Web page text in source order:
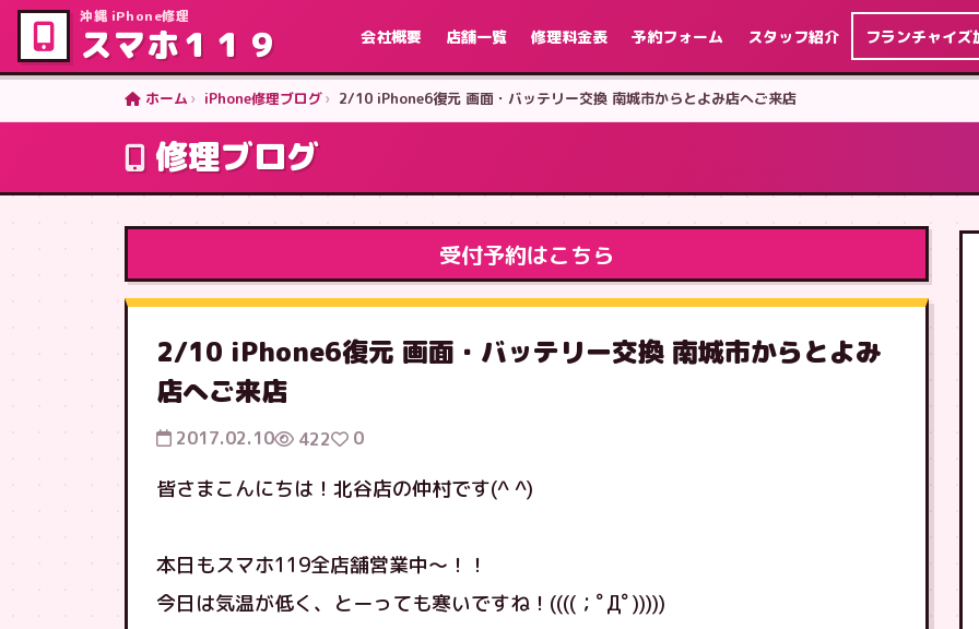
沖縄 iPhone修理
スマホ１１９ 会社概要 店舗一覧 修理料金表 予約フォーム スタッフ紹介 フランチャイズ
ホーム iPhone修理ブログ 2/10 iPhone6復元 画面・バッテリー交換 南城市からとよみ店へご来店
修理ブログ
受付予約はこちら
2/10 iPhone6復元 画面・バッテリー交換 南城市からとよみ
店へご来店
2017.02.10 422 0
皆さまこんにちは！北谷店の仲村です(^ ^)
本日もスマホ119全店舗営業中〜！！
今日は気温が低く、とーっても寒いですね！((((；ﾟДﾟ)))))